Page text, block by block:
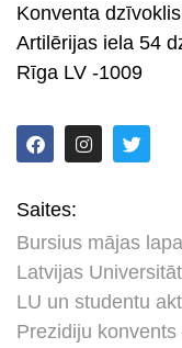
Konventa
Artilērijas iela 54
Rīga LV -1009
Saites:
Bursius mājas
Latvijas
LU un studentu
Prezidiju konvents